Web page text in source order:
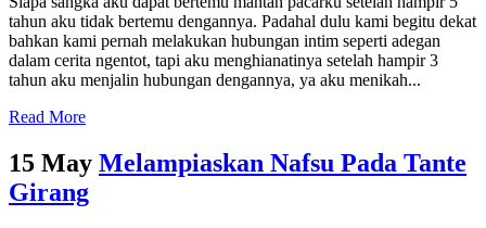
tahun aku tidak bertemu dengannya. Padahal dulu kami begitu dekat
bahkan kami pernah melakukan hubungan intim seperti adegan
dalam cerita ngentot, tapi aku menghianatinya setelah hampir 3
tahun aku menjalin hubungan dengannya, ya aku menikah...
Read More
15 May Melampiaskan Nafsu Pada Tante
Girang